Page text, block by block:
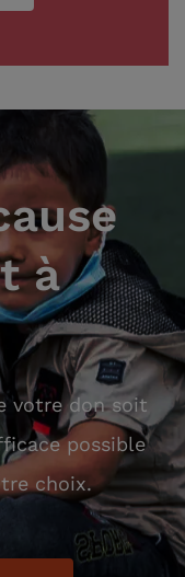
à
votre don soit
possible
choix.